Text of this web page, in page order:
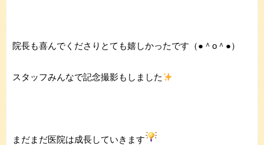
院長も喜んでくださりとても嬉しかったです（●＾o＾●）
スタッフみんなで記念撮影もしました
まだまだ医院は成長していきます